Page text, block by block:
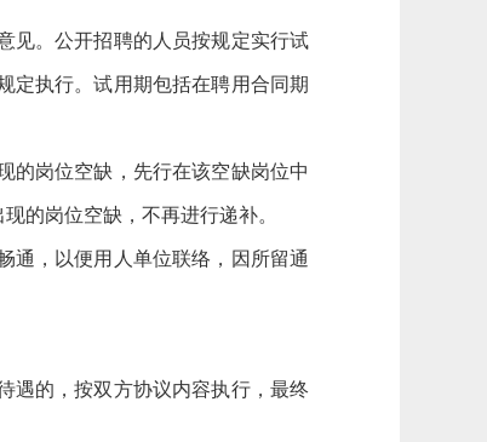
。公开招聘的人员按规定实行试
定执行。试用期包括在聘用合同期
岗位空缺，先行在该空缺岗位中
的岗位空缺，不再进行递补。
，以便用人单位联络，因所留通
的，按双方协议内容执行，最终